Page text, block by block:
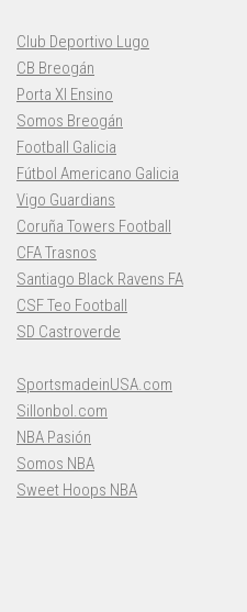
Club Deportivo Lugo
CB Breogán
Porta XI Ensino
Somos Breogán
Football Galicia
Fútbol Americano Galicia
Vigo Guardians
Coruña Towers Football
CFA Trasnos
Santiago Black Ravens FA
CSF Teo Football
SD Castroverde
SportsmadeinUSA.com
Sillonbol.com
NBA Pasión
Somos NBA
Sweet Hoops NBA